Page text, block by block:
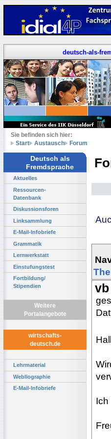
deutsch-als-
Sie befinden sich hier:
Start
Austausch Forum
Deutsch als
Fremdsprache
Aktuelles
Ressourcen-
Datenbank
Diskussionsforen
Linksammlung
E-Mail-Infobriefe
Grammatik
Lernwerkstatt
Einstufungstest
Fortbildung/
Stipendien
Weitere
Portalangebote
wirtschafts-
deutsch.de
Lehrmaterial
Webliographie
E-Mail-Infobriefe
Ich